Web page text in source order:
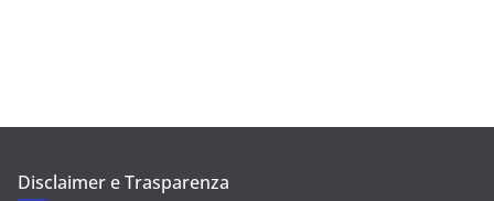
Disclaimer e Trasparenza